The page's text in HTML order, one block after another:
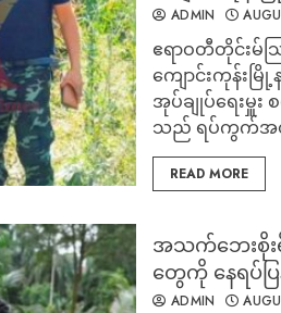
ADMIN
ဧရာဝတီတိုင်းမ်
ကျောင်းကုန်း
အုပ်ချုပ်ရေးမှူး
သည် ရပ်ကွက်အတွ
READ MORE
အသက်ဘေးစိုး
တွေကို နေရပ်ပြ
ADMIN